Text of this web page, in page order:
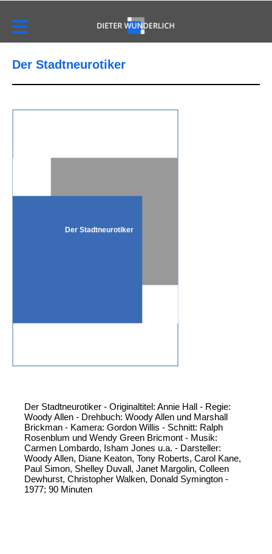
Der Stadtneurotiker
Der Stadtneurotiker
Der Stadtneurotiker - Originaltitel: Annie Hall - Regie:
Woody Allen - Drehbuch: Woody Allen und Marshall
Brickman - Kamera: Gordon Willis - Schnitt: Ralph
Rosenblum und Wendy Green Bricmont - Musik:
Carmen Lombardo, Isham Jones u.a. - Darsteller:
Woody Allen, Diane Keaton, Tony Roberts, Carol Kane,
Paul Simon, Shelley Duvall, Janet Margolin, Colleen
Dewhurst, Christopher Walken, Donald Symington -
1977; 90 Minuten